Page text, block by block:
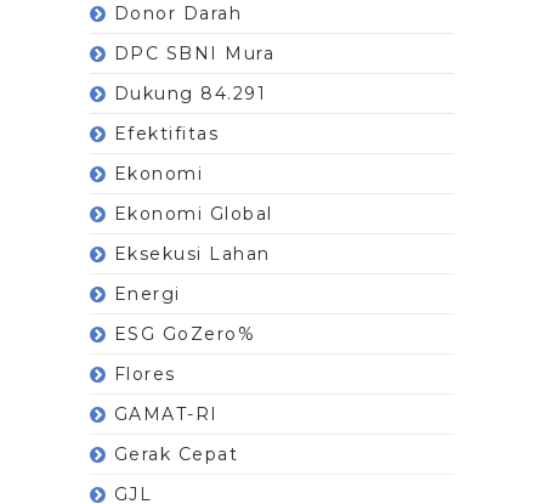
Donor Darah
DPC SBNI Mura
Dukung 84.291
Efektifitas
Ekonomi
Ekonomi Global
Eksekusi Lahan
Energi
ESG GoZero%
Flores
GAMAT-RI
Gerak Cepat
GJL